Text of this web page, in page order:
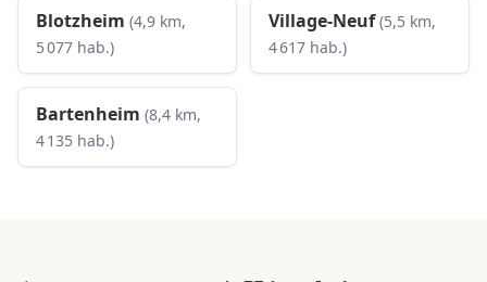
Blotzheim (4,9 km,
5 077 hab.)
Village-Neuf(5,5 km,
4 617 hab.)
Bartenheim (8,4 km,
4 135 hab.)